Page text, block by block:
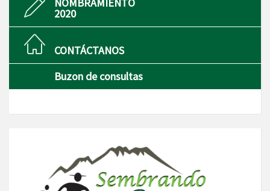
2020
CONTÁCTANOS
Buzon de consultas